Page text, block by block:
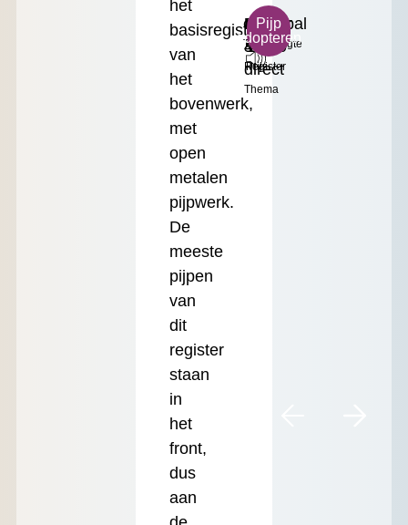
het
basisregister
van
het
bovenwerk,
met
open
metalen
pijpwerk.
De
meeste
pijpen
van
dit
register
staan
in
het
front,
dus
aan
c³
Toonhoogte
Helder
&
direct
Thema
Principal
4'
Register
Klein
Formaat
€
17.50
Prijs
Pijp
adopteren